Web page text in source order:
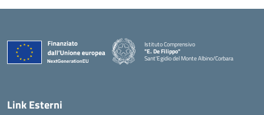
Istituto Comprensivo
"E. De Filippo"
Sant'Egidio del Monte Albino/Corbara
Link Esterni